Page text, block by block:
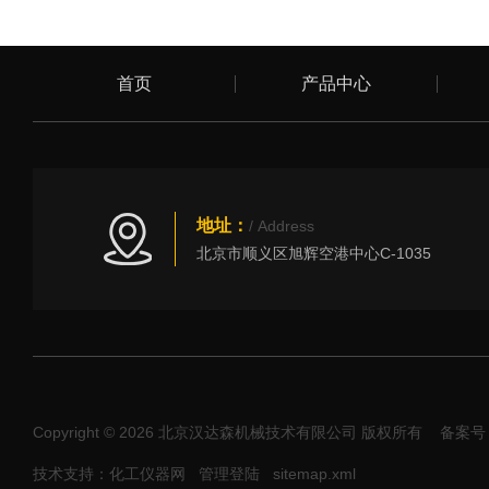
首页 产品中心
地址： / Address
北京市顺义区旭辉空港中心C-1035
Copyright © 2026 北京汉达森机械技术有限公司 版权所有 备案
技术支持：化工仪器网 管理登陆 sitemap.xml